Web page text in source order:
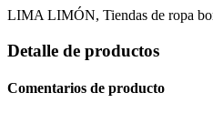
LIMA LIMÓN, Tiendas de ropa
Detalle de productos
Comentarios de producto